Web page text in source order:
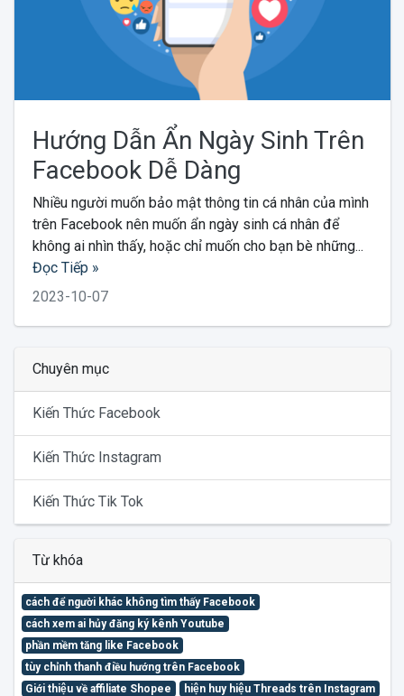
Hướng Dẫn Ẩn Ngày Sinh Trên
Facebook Dễ Dàng
Nhiều người muốn bảo mật thông tin cá nhân của mình
trên Facebook nên muốn ẩn ngày sinh cá nhân để
không ai nhìn thấy, hoặc chỉ muốn cho bạn bè những...
Đọc Tiếp »
2023-10-07
Chuyên mục
Kiến Thức Facebook
Kiến Thức Instagram
Kiến Thức Tik Tok
Từ khóa
cách để người khác không tìm thấy Facebook
cách xem ai hủy đăng ký kênh Youtube
phần mềm tăng like Facebook
tùy chỉnh thanh điều hướng trên Facebook
Giới thiệu về affiliate Shopee
hiện huy hiệu Threads trên Instagram